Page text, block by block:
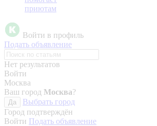
приютам
Войти в профиль
Подать объявление
Нет результатов
Войти
Москва
Ваш город Москва?
Да
Выбрать город
Город подтверждён
Войти Подать объявление